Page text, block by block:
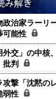
政治家ラーリ
可能性
外交」の中核
批判
攻撃「沈黙の
弱性